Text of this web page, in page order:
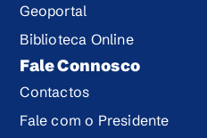
Geoportal
Biblioteca Online
Fale Connosco
Contactos
Fale com o Presidente